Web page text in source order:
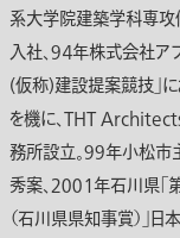
系大学院建築学科専
入社、９４年株式会社
(仮称)建設提案競技」
を機に、THT
務所設立。９９年小松
秀案、２００１年石川県
（石川県県知事賞）」